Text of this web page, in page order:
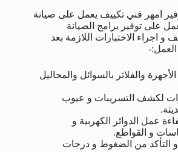
امهر فني تكييف يعمل على صيانة
على توفير برامج الصيانة
و اجراء الاختبارات اللازمة بعد
العمل:-
والفلاتر بالسوائل والمحاليل
لكشف التسريبات و عيوب
عمل الدوائر الكهربية و
و القواطع.
و التأكد من الضغوط و درجات